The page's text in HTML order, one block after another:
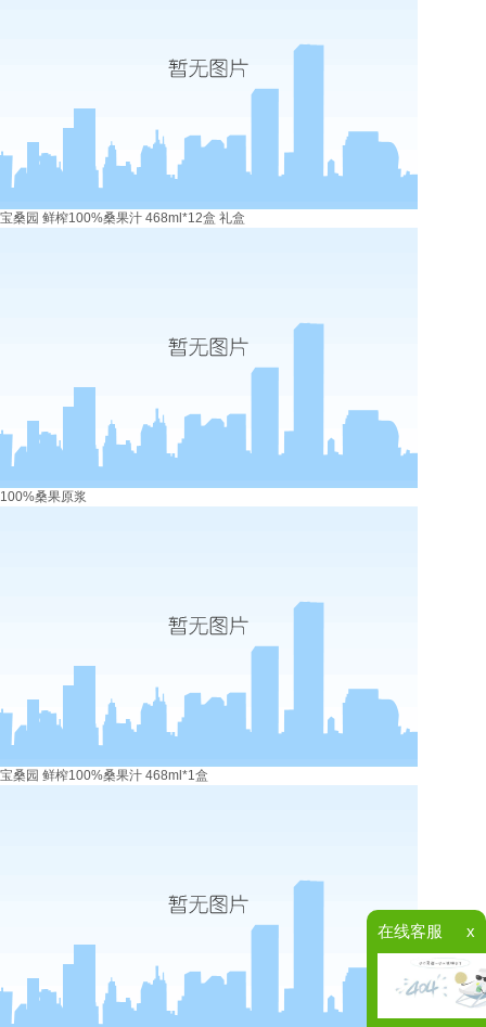
宝桑园 鲜榨100%桑果汁 468ml*12盒 礼盒
100%桑果原浆
宝桑园 鲜榨100%桑果汁 468ml*1盒
x
在线客服